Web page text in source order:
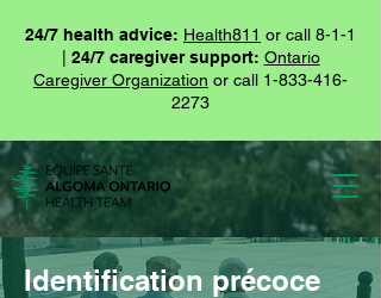
24/7 health advice: Health811 or call 8-1-1
24/7 caregiver support: Ontario
Caregiver Organization or call 1-833-416-
2273
Identification précoce